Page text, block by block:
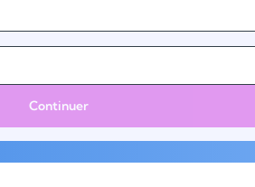
Continuer